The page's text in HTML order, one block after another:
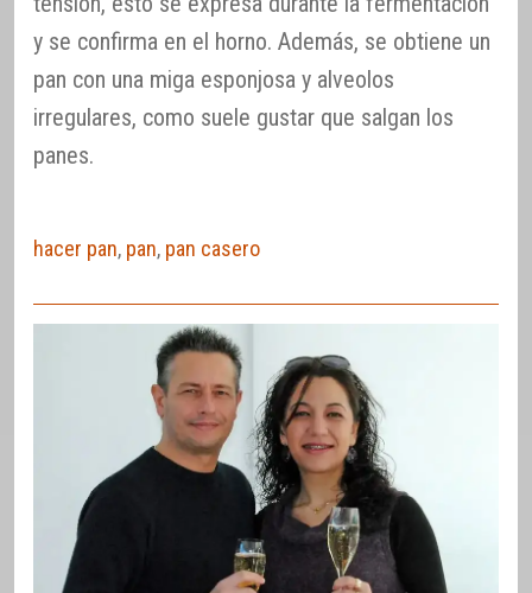
y se confirma en el horno. Además, se obtiene un
pan con una miga esponjosa y alveolos
irregulares, como suele gustar que salgan los
panes.
hacer pan, pan, pan casero